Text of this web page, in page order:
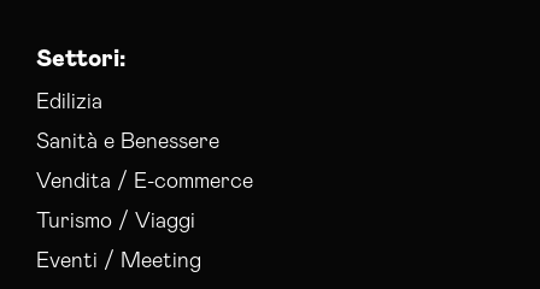
Settori:
Edilizia
Sanità e Benessere
Vendita / E-commerce
Turismo / Viaggi
Eventi / Meeting